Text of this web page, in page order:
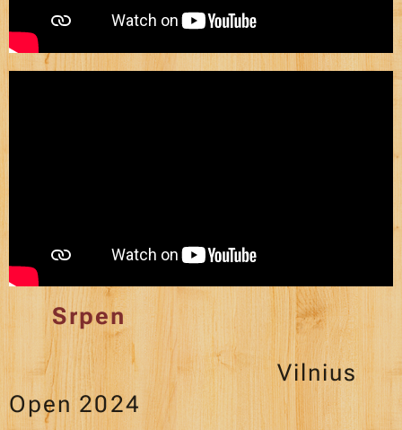
Srpen
Vilnius
Open 2024